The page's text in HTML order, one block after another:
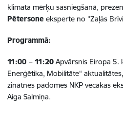
klimata mērķu sasniegšanā,
Pētersone eksperte no “Zaļās
Programmā:
11:00 – 11:20 Apvārsnis Eiropa 5.
Enerģētika, Mobilitāte“
zinātnes padomes NKP vecākās
Aiga Salmiņa.